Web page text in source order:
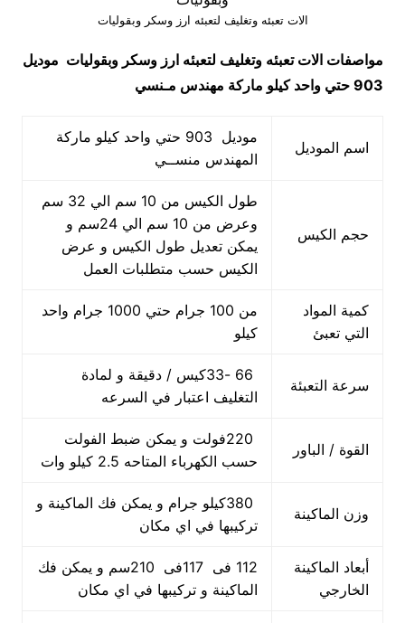
الات تعبئه وتغليف لتعبئه ارز وسكر وبقوليات
مواصفات الات تعبئه وتغليف لتعبئه ارز وسكر وبقوليات موديل
903 حتي واحد كيلو ماركة مهندس مـنسي
اسم الموديل
موديل 903 حتي واحد كيلو ماركة
المهندس منســي
حجم الكيس
طول الكيس من 10 سم الي 32 سم
وعرض من 10 سم الي 24سم و
يمكن تعديل طول الكيس و عرض
الكيس حسب متطلبات العمل
كمية المواد
التي تعبئ
من 100 جرام حتي 1000 جرام واحد
كيلو
سرعة التعبئة
66 -33كيس / دقيقة و لمادة
التغليف اعتبار في السرعه
القوة / الباور
220فولت و يمكن ضبط الفولت
حسب الكهرباء المتاحه 2.5 كيلو وات
وزن الماكينة
380كيلو جرام و يمكن فك الماكينة و
تركيبها في اي مكان
أبعاد الماكينة
الخارجي
112 فى 117فى 210سم و يمكن فك
الماكينة و تركيبها في اي مكان